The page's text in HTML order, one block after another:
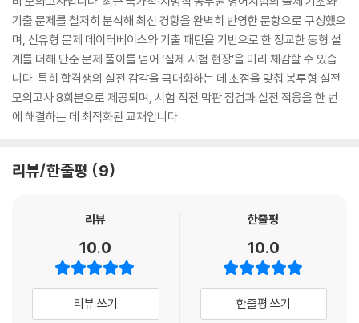
기출 문제를 철저히 분석해 최신 경향을 완벽히 반영한 문항으로 구성했으
며, 신유형 문제 데이터베이스와 기출 패턴을 기반으로 한 정교한 동형 설
계를 더해 단순 문제 풀이를 넘어 ‘실제 시험 현장’을 미리 체감할 수 있습
니다. 특히 합격생의 실전 감각을 극대화하는 데 초점을 맞춰 봉투형 실전
모의고사 8회분으로 제공되며, 시험 직전 막판 점검과 실전 적응을 한 번
에 해결하는 데 최적화된 교재입니다.
리뷰/한줄평 9
리뷰
10.0
리뷰 쓰기
한줄평
10.0
한줄평 쓰기